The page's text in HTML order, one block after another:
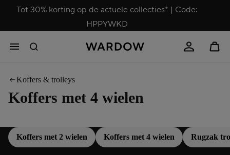
Tot 30% korting op de actuele collecties* | Code:
HPPYWKD
Koffers & trolleys
Koffers met 4 wielen
Koffers met 2 wielen Koffers met 4 wielen Rugzak